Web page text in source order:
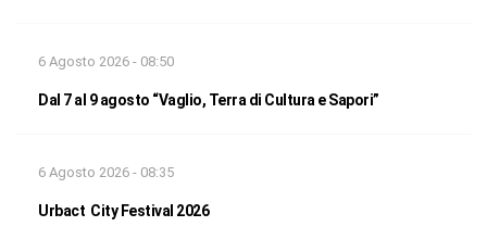
6 Agosto 2026 - 08:50
Dal 7 al 9 agosto “Vaglio, Terra di Cultura e Sapori”
6 Agosto 2026 - 08:35
Urbact City Festival 2026